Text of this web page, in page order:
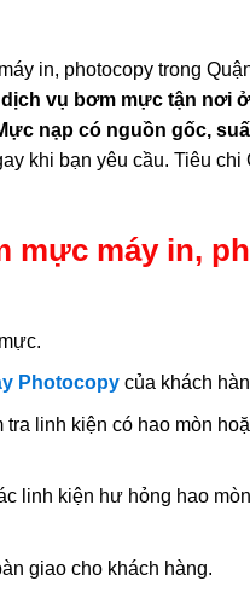
in, photocopy trong
vụ bơm mực tận nơi
nạp có nguồn gốc,
khi bạn yêu cầu. Tiêu chi
mực máy in,
Photocopycủa khách
linh kiện có hao mòn
linh kiện hư hỏng hao
giao cho khách hàng.